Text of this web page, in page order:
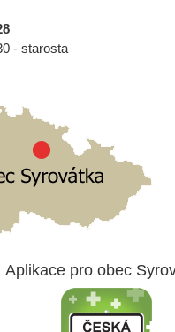
- starosta
Aplikace pro obec